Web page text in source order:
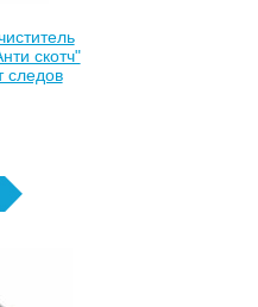
скотч"